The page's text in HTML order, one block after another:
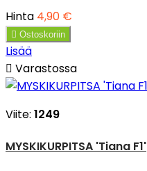
Hinta 4,90 €
 Ostoskoriin
Lisää
 Varastossa
Viite: 1249
MYSKIKURPITSA 'Tiana F1'